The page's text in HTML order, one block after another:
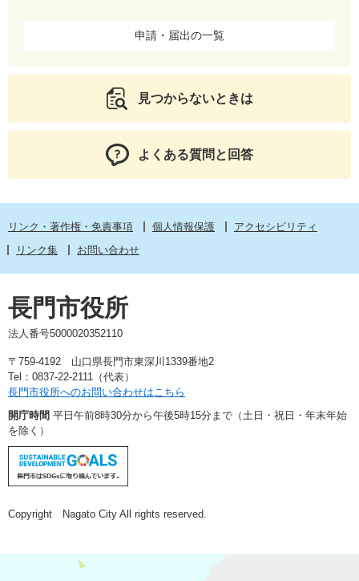
申請・届出の一覧
見つからないときは
よくある質問と回答
リンク・著作権・免責事項 個人情報保護
アクセシビリティ
リンク集
お問い合わせ
長門市役所
法人番号5000020352110
〒759-4192 山口県長門市東深川1339番地2
Tel：0837-22-2111（代表）
長門市役所へのお問い合わせはこちら
開庁時間 平日午前8時30分から午後5時15分まで（土日・祝日・年末年始
を除く）
Copyright Nagato City All rights reserved.